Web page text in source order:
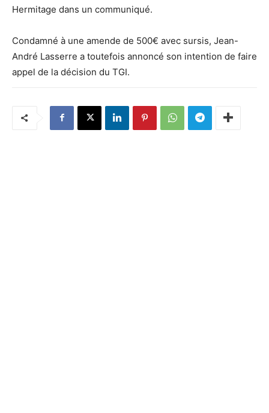
Hermitage dans un communiqué.
Condamné à une amende de 500€ avec sursis, Jean-
André Lasserre a toutefois annoncé son intention de faire
appel de la décision du TGI.